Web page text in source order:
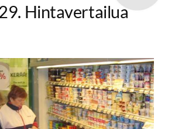
Hintavertailua